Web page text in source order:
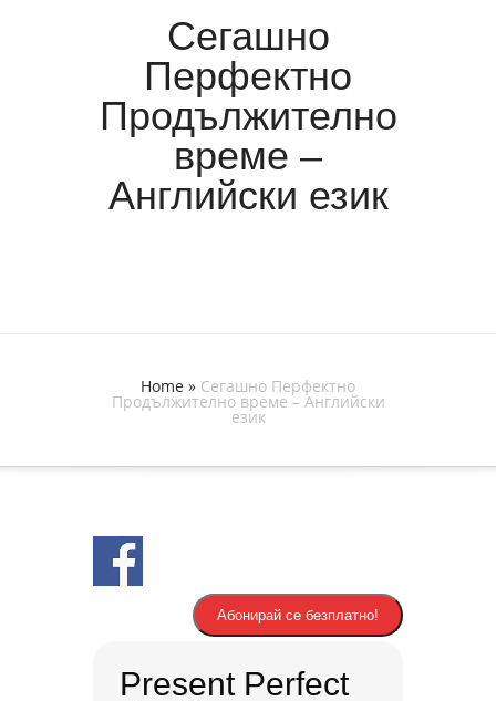
Сегашно
Перфектно
Продължително
време –
Английски език
Home » Сегашно Перфектно
Продължително време – Английски
език
Абонирай се безплатно!
Present Perfect